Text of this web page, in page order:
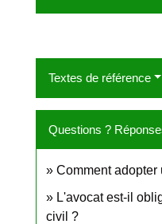
Textes de référence
Questions ?
Comment adopter
L'avocat est-il
civil ?